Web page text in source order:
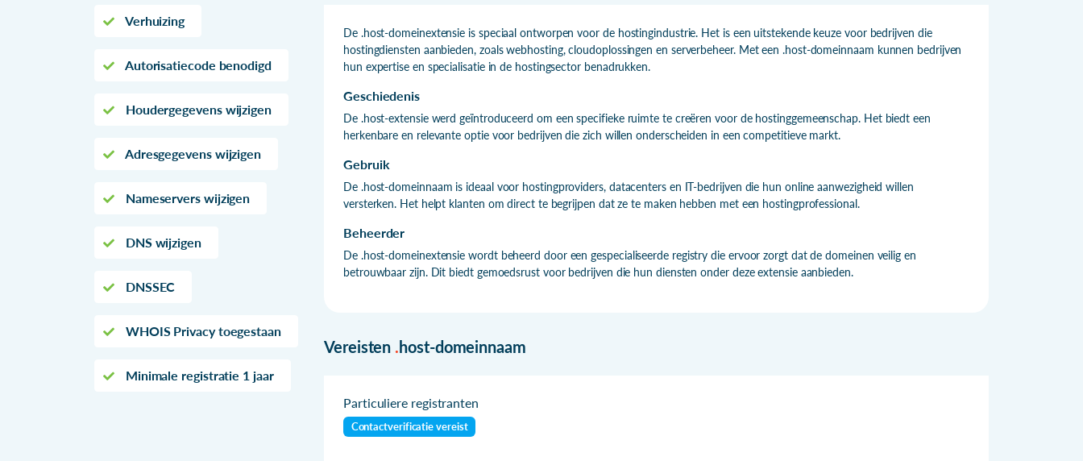
Verhuizing
Autorisatiecode benodigd
Houdergegevens wijzigen
Adresgegevens wijzigen
Nameservers wijzigen
DNS wijzigen
DNSSEC
WHOIS Privacy toegestaan
Minimale registratie 1 jaar
De .host-domeinextensie is speciaal ontworpen voor de hostingindustrie. Het is een uitstekende keuze voor bedrijven die
hostingdiensten aanbieden, zoals webhosting, cloudoplossingen en serverbeheer. Met een .host-domeinnaam kunnen bedrijven
hun expertise en specialisatie in de hostingsector benadrukken.
Geschiedenis
De .host-extensie werd geïntroduceerd om een specifieke ruimte te creëren voor de hostinggemeenschap. Het biedt een
herkenbare en relevante optie voor bedrijven die zich willen onderscheiden in een competitieve markt.
Gebruik
De .host-domeinnaam is ideaal voor hostingproviders, datacenters en IT-bedrijven die hun online aanwezigheid willen
versterken. Het helpt klanten om direct te begrijpen dat ze te maken hebben met een hostingprofessional.
Beheerder
De .host-domeinextensie wordt beheerd door een gespecialiseerde registry die ervoor zorgt dat de domeinen veilig en
betrouwbaar zijn. Dit biedt gemoedsrust voor bedrijven die hun diensten onder deze extensie aanbieden.
Vereisten .host-domeinnaam
Particuliere registranten
Contactverificatie vereist